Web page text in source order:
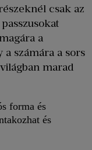
csak az
a
számára a sors
marad
forma és
és